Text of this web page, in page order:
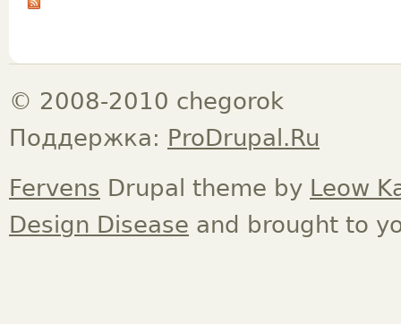
© 2008-2010 chegorok
Поддержка: ProDrupal.Ru
Fervens Drupal theme by Leow
Design Disease and brought to